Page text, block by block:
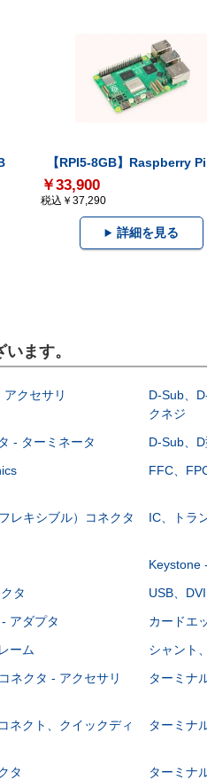
【RPI5-8GB】Raspberry
￥33,900
税込￥37,290
詳細を見る
ます。
クセサリ
D-Sub、
クネジ
- ターミネータ D-Sub、
FFC、
レキシブル）コネクタ
IC、トラ
Keystone
タ USB、
アダプタ カードエ
ーム シャント
ネクタ - アクセサリ ターミナ
ネクト、クイックディ
ターミナ
タ ターミナ